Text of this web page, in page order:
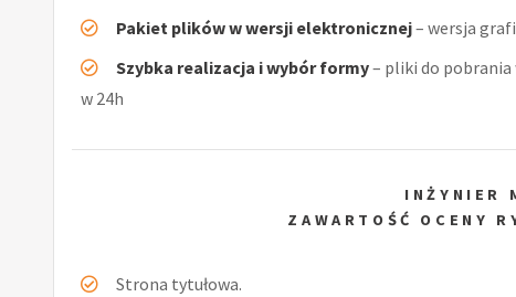
Pakiet plików w wersji elektronicznej– wersja
Szybka realizacja i wybór formy– pliki do pobrania
w 24h
INŻYNIER
ZAWARTOŚĆ OCENY
Strona tytułowa.